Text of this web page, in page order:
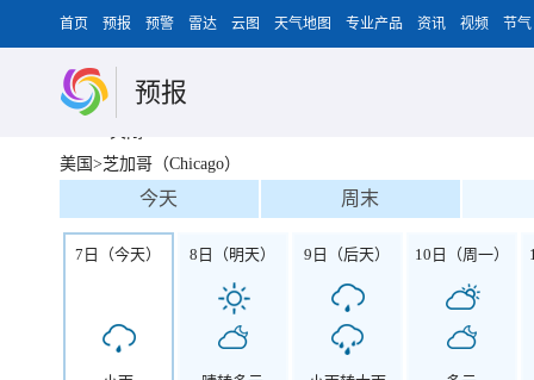
首页 预报 预警 雷达 云图 天气地图 专业产品 资讯 视频 节气
预报
美国>芝加哥（Chicago）
今天 周末
7日（今天） 8日（明天） 9日（后天） 10日（周一）